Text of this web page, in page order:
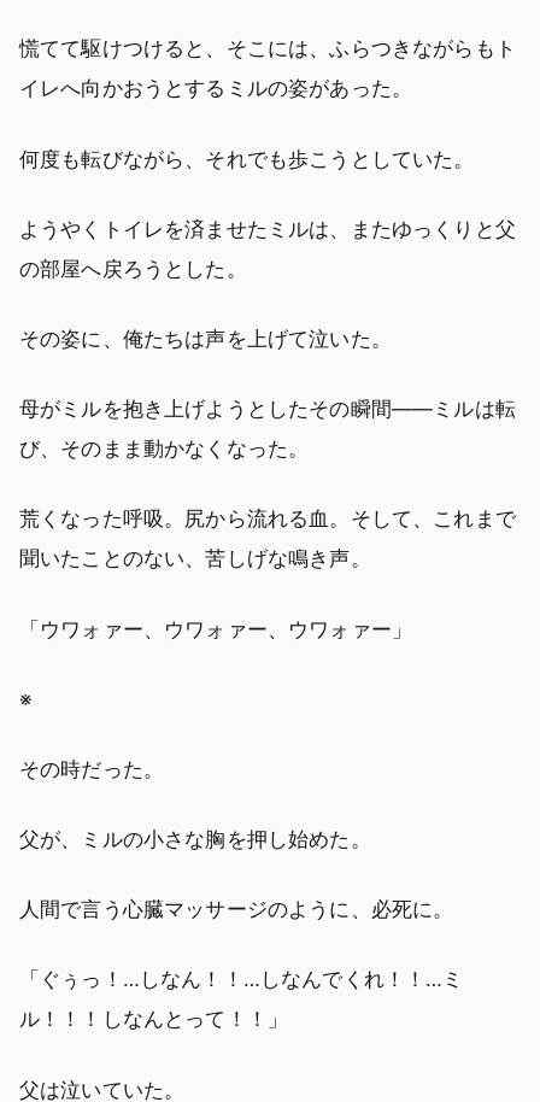
慌てて駆けつけると、そこには、ふらつきながらもト
イレへ向かおうとするミルの姿があった。
何度も転びながら、それでも歩こうとしていた。
ようやくトイレを済ませたミルは、またゆっくりと父
の部屋へ戻ろうとした。
その姿に、俺たちは声を上げて泣いた。
母がミルを抱き上げようとしたその瞬間――ミルは転
び、そのまま動かなくなった。
荒くなった呼吸。尻から流れる血。そして、これまで
聞いたことのない、苦しげな鳴き声。
「ウワォァー、ウワォァー、ウワォァー」
※
その時だった。
父が、ミルの小さな胸を押し始めた。
人間で言う心臓マッサージのように、必死に。
「ぐぅっ！…しなん！！…しなんでくれ！！…ミ
ル！！！しなんとって！！」
父は泣いていた。